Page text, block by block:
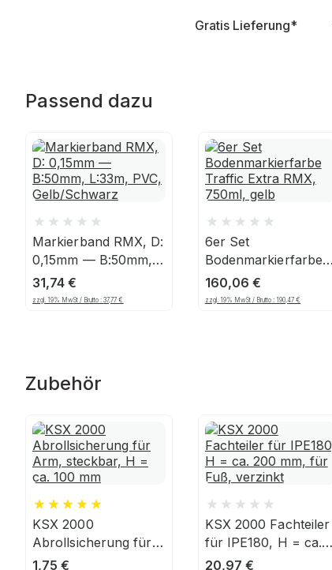
Gratis Lieferung*
Passend dazu
Markierband RMX, D:
0,15mm — B:50mm,
L:33m, PVC,
Gelb/Schwarz
31,74€
zzgl. 19% MwSt / Brutto :37,77€
6er Set
Bodenmarkierfarbe
Traffic Extra RMX,
750ml, gelb
160,06€
zzgl. 19% MwSt / Brutto : 190,47€
Zubehör
KSX 2000
Abrollsicherung für
Arm, steckbar, H =
1,75€
KSX 2000 Fachteiler
für IPE180, H = ca.
200 mm, für Fuß,
20,97€